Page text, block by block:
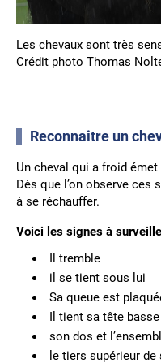
Les chevaux sont très
Crédit photo Thomas
Reconnaitre un
Un cheval qui a froid
Dès que l’on observe ces
à se réchauffer.
Voici les signes à
Il tremble
il se tient sous lui
Sa queue est
Il tient sa tête basse
son dos et
le tiers supérieur